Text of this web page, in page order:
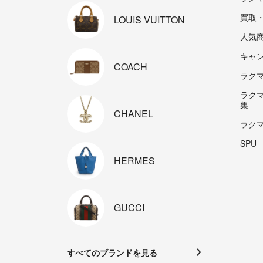
LOUIS VUITTON
COACH
CHANEL
HERMES
GUCCI
すべてのブランドを見る
買取
人気
キャ
ラク
ラク
集
ラク
SPU